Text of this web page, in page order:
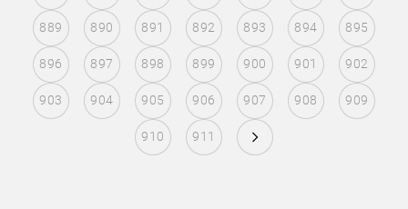
889 890 891 892 893 894 895
896 897 898 899 900 901 902
903 904 905 906 907 908 909
910 911